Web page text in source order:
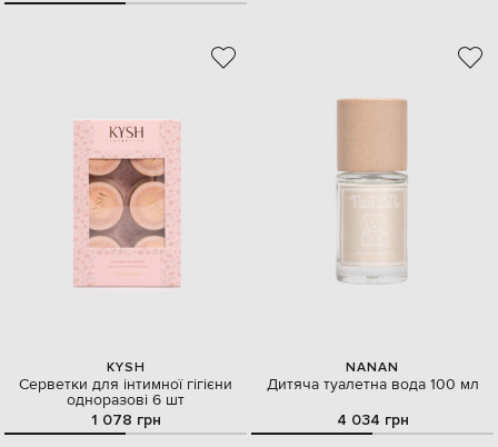
KYSH
Серветки для інтимної гігієни
одноразові 6 шт
1 078 грн
NANAN
Дитяча туалетна вода 100 мл
4 034 грн